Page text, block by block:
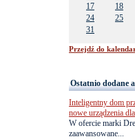
17
18
24
25
31
Przejdź do
Ostatnio dodane
Inteligentny dom
nowe urządzenia
W ofercie marki
zaawansowane...